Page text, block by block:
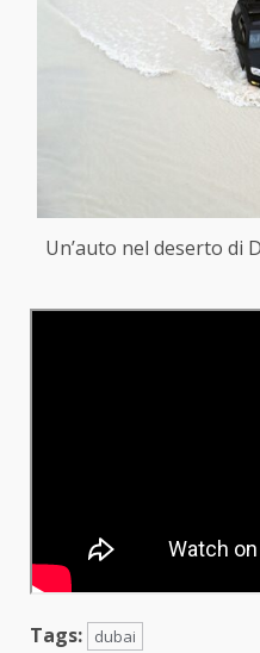
Un’auto nel deserto di
Tags: dubai